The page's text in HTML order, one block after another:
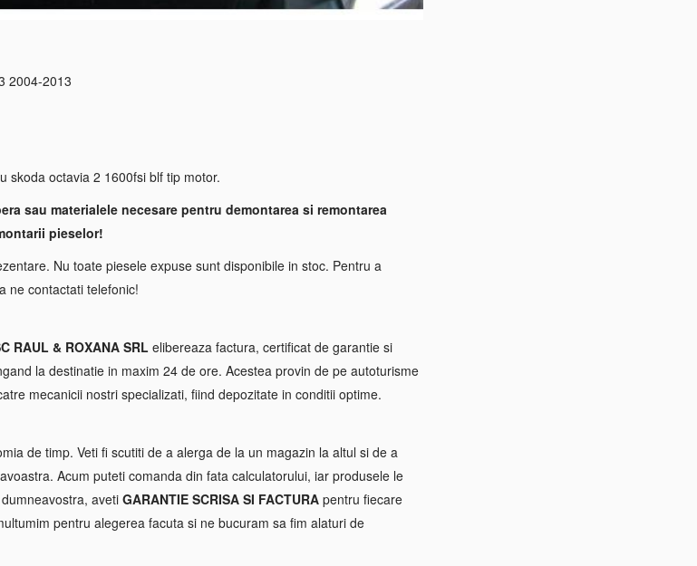
2004-2013
skoda octavia 2 1600fsi blf tip motor.
sau materialele necesare pentru demontarea si remontarea
pieselor!
Nu toate piesele expuse sunt disponibile in stoc. Pentru a
ne contactati telefonic!
RAUL & ROXANA SRL elibereaza factura, certificat de garantie si
la destinatie in maxim 24 de ore. Acestea provin de pe autoturisme
mecanicii nostri specializati, fiind depozitate in conditii optime.
de timp. Veti fi scutiti de a alerga de la un magazin la altul si de a
Acum puteti comanda din fata calculatorului, iar produsele le
aveti GARANTIE SCRISA SI FACTURA pentru fiecare
pentru alegerea facuta si ne bucuram sa fim alaturi de